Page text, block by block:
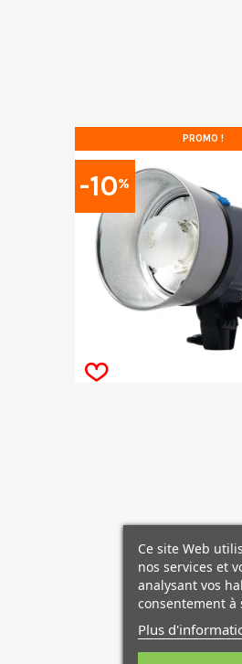
-10%
PROMO !
Ce site Web
nos services et
analysant vos
consentement à
Plus